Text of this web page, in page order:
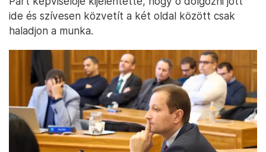
ide és szívesen közvetít a két oldal között csak
haladjon a munka.